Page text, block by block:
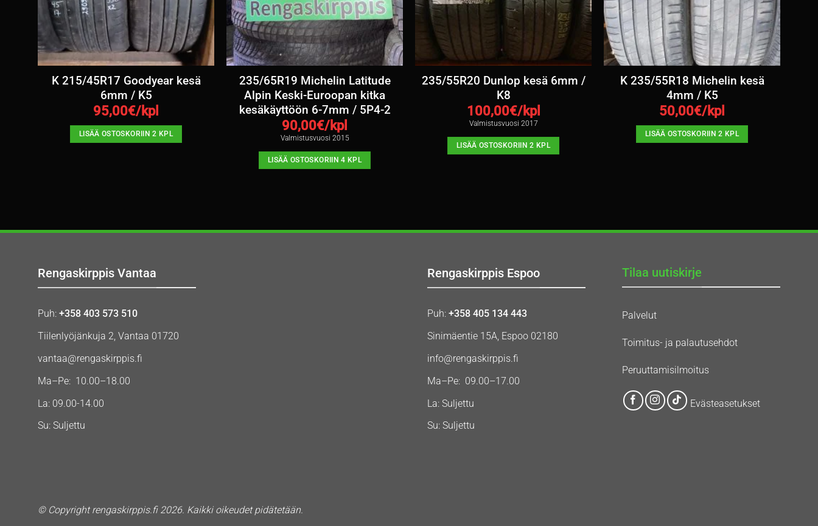
K 215/45R17 Goodyear kesä
6mm / K5
95,00€/kpl
LISÄÄ OSTOSKORIIN 2 KPL
235/65R19 Michelin Latitude
Alpin Keski-Euroopan kitka
kesäkäyttöön 6-7mm / 5P4-2
90,00€/kpl
Valmistusvuosi 2015
LISÄÄ OSTOSKORIIN 4 KPL
235/55R20 Dunlop kesä 6mm /
K8
100,00€/kpl
Valmistusvuosi 2017
LISÄÄ OSTOSKORIIN 2 KPL
K 235/55R18 Michelin kesä
4mm / K5
50,00€/kpl
LISÄÄ OSTOSKORIIN 2 KPL
Rengaskirppis Vantaa
Puh: +358 403 573 510
Tiilenlyöjänkuja 2, Vantaa 01720
vantaa@rengaskirppis.fi
Ma–Pe: 10.00–18.00
La: 09.00-14.00
Su: Suljettu
Rengaskirppis Espoo
Puh: +358 405 134 443
Sinimäentie 15A, Espoo 02180
info@rengaskirppis.fi
Ma–Pe: 09.00–17.00
La: Suljettu
Su: Suljettu
Tilaa uutiskirje
Palvelut
Toimitus- ja palautusehdot
Peruuttamisilmoitus
Evästeasetukset
© Copyright rengaskirppis.fi 2026. Kaikki oikeudet pidätetään.